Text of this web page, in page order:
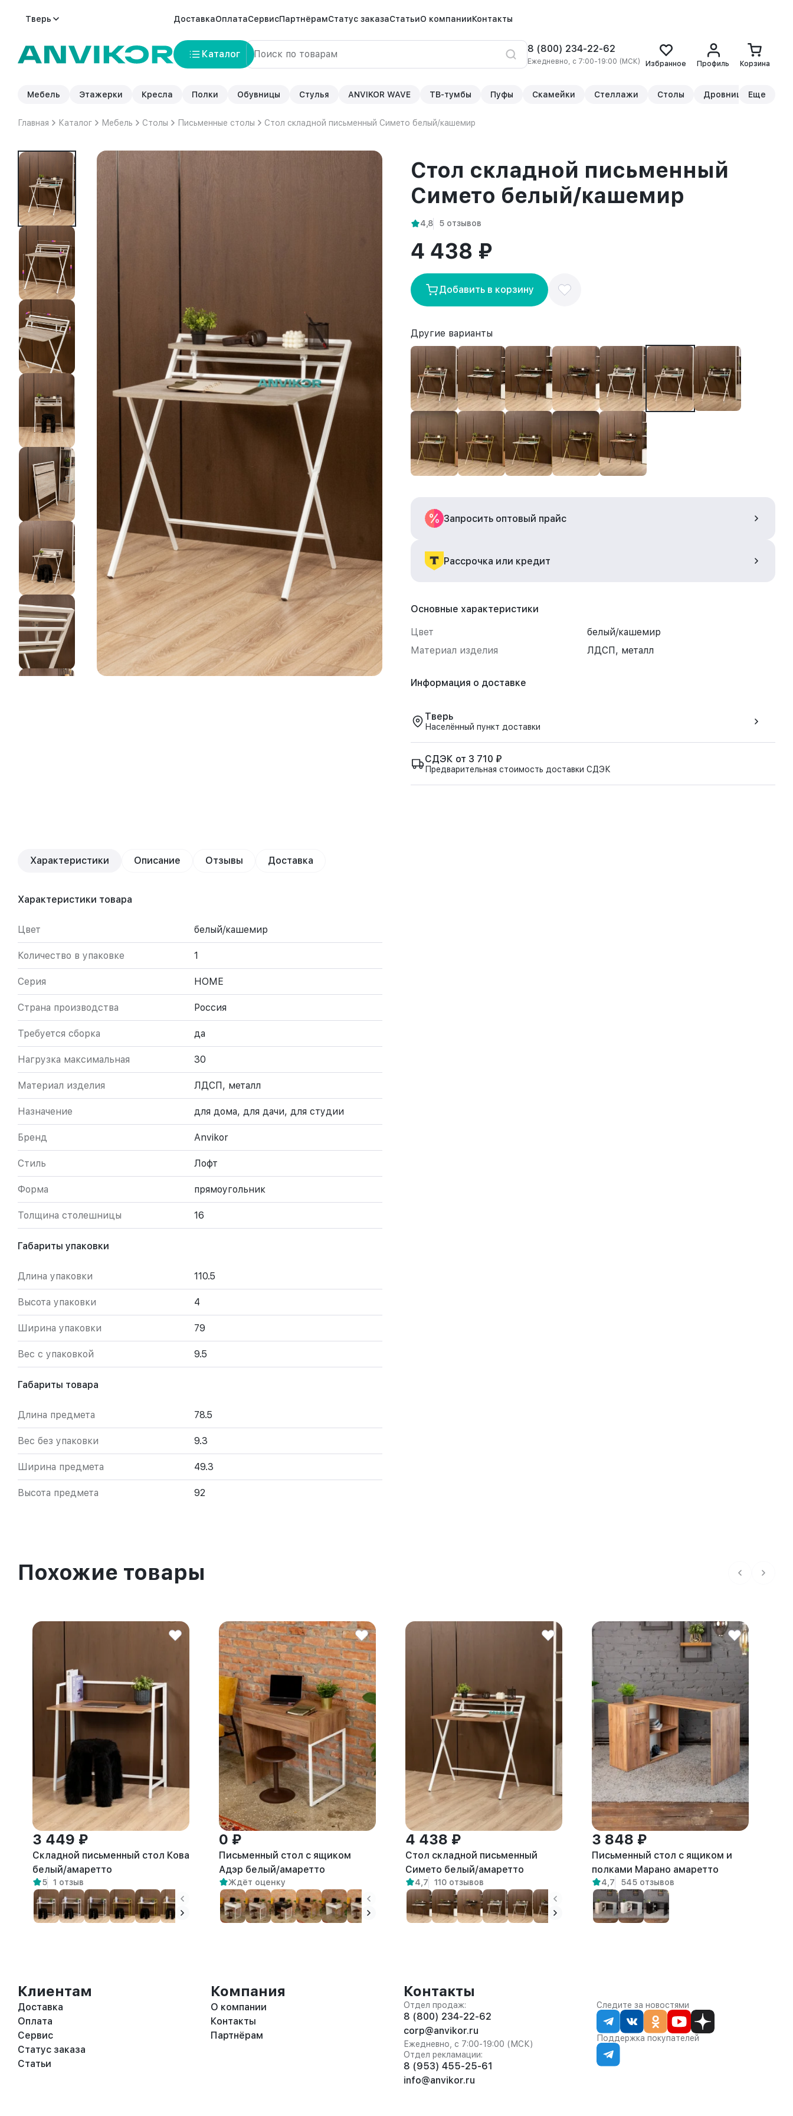
Тверь ДоставкаОплатаСервисПартнёрамСтатус заказаСтатьиО компанииКонтакты
Каталог 8 (800) 234-22-62
Ежедневно, с 7:00-19:00 (МСК) Избранное Профиль Корзина
Мебель Этажерки Кресла Полки Обувницы Стулья ANVIKOR WAVE ТВ-тумбы Пуфы Скамейки Стеллажи Столы Дровницы Еще
Главная Каталог Мебель Столы Письменные столы Стол складной письменный Симетo белый/кашемир
Стол складной письменный
Симетo белый/кашемир
4,8 5 отзывов
4 438 ₽
Добавить в корзину
Другие варианты
Запросить оптовый прайс
Рассрочка или кредит
Основные характеристики
Цвет
белый/кашемир
Материал изделия
ЛДСП, металл
Информация о доставке
Тверь
Населённый пункт доставки
СДЭК от 3 710 ₽
Предварительная стоимость доставки СДЭК
Характеристики Описание Отзывы Доставка
Характеристики товара
Цвет белый/кашемир
Количество в упаковке 1
Серия HOME
Страна производства Россия
Требуется сборка да
Нагрузка максимальная 30
Материал изделия ЛДСП, металл
Назначение для дома, для дачи, для студии
Бренд Anvikor
Стиль Лофт
Форма прямоугольник
Толщина столешницы 16
Габариты упаковки
Длина упаковки 110.5
Высота упаковки 4
Ширина упаковки 79
Вес с упаковкой 9.5
Габариты товара
Длина предмета 78.5
Вес без упаковки 9.3
Ширина предмета 49.3
Высота предмета 92
Похожие товары
3 449 ₽
Складной письменный стол Кова
белый/амаретто
5 1 отзыв
0 ₽
Письменный стол с ящиком
Адэр белый/амаретто
Ждёт оценку
4 438 ₽
Стол складной письменный
Симетo белый/амаретто
4,7 110 отзывов
3 848 ₽
Письменный стол с ящиком и
полками Марано амаретто
4,7 545 отзывов
Клиентам
Доставка
Оплата
Сервис
Статус заказа
Статьи
Компания
О компании
Контакты
Партнёрам
Контакты
Отдел продаж:
8 (800) 234-22-62
corp@anvikor.ru
Ежедневно, с 7:00-19:00 (МСК)
Отдел рекламации:
8 (953) 455-25-61
info@anvikor.ru
Следите за новостями
Поддержка покупателей